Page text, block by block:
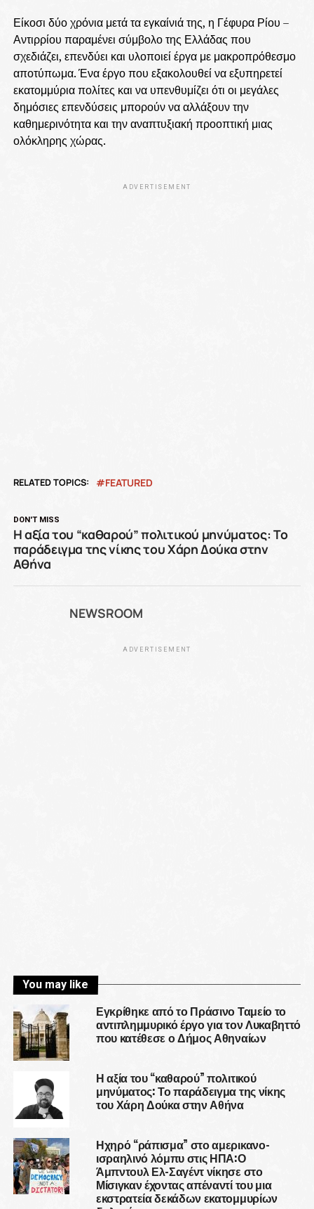
Είκοσι δύο χρόνια μετά τα εγκαίνιά της, η Γέφυρα Ρίου –
Αντιρρίου παραμένει σύμβολο της Ελλάδας που
σχεδιάζει, επενδύει και υλοποιεί έργα με μακροπρόθεσμο
αποτύπωμα. Ένα έργο που εξακολουθεί να εξυπηρετεί
εκατομμύρια πολίτες και να υπενθυμίζει ότι οι μεγάλες
δημόσιες επενδύσεις μπορούν να αλλάξουν την
καθημερινότητα και την αναπτυξιακή προοπτική μιας
ολόκληρης χώρας.
ADVERTISEMENT
RELATED TOPICS: FEATURED
DON'T MISS
Η αξία του “καθαρού” πολιτικού μηνύματος: Το
παράδειγμα της νίκης του Χάρη Δούκα στην
Αθήνα
NEWSROOM
ADVERTISEMENT
You may like
Εγκρίθηκε από το Πράσινο Ταμείο το
αντιπλημμυρικό έργο για τον Λυκαβηττό
που κατέθεσε ο Δήμος Αθηναίων
Η αξία του “καθαρού” πολιτικού
μηνύματος: Το παράδειγμα της νίκης
του Χάρη Δούκα στην Αθήνα
Ηχηρό “ράπισμα” στο αμερικανο-
ισραηλινό λόμπυ στις ΗΠΑ:Ο
Άμπντουλ Ελ-Σαγέντ νίκησε στο
Μίσιγκαν έχοντας απέναντί του μια
εκστρατεία δεκάδων εκατομμυρίων